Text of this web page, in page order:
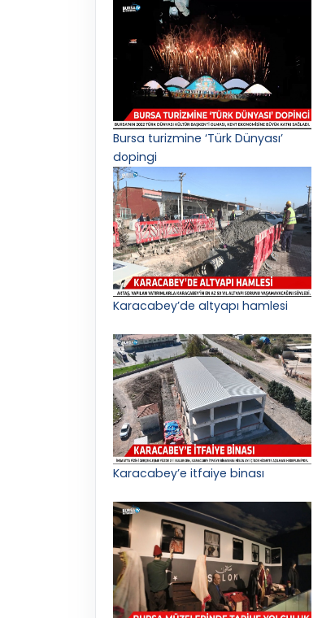
Bursa turizmine ‘Türk Dünyası’
dopingi
Karacabey’de altyapı hamlesi
Karacabey’e itfaiye binası